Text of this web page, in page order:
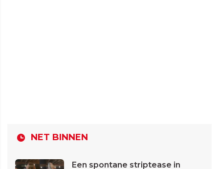
NET BINNEN
Een spontane striptease in